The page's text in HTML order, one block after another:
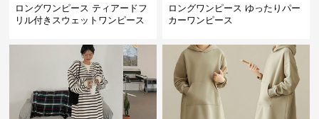
ロングワンピース ティアードフ
リル付きスウェットワンピース
ロングワンピース ゆったりパー
カーワンピース